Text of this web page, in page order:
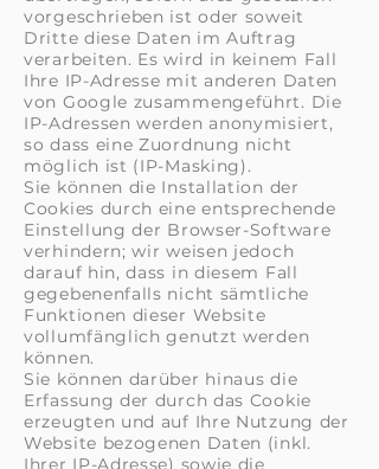
vorgeschrieben ist oder soweit
Dritte diese Daten im Auftrag
verarbeiten. Es wird in keinem Fall
Ihre IP-Adresse mit anderen Daten
von Google zusammengeführt. Die
IP-Adressen werden anonymisiert,
so dass eine Zuordnung nicht
möglich ist (IP-Masking).
Sie können die Installation der
Cookies durch eine entsprechende
Einstellung der Browser-Software
verhindern; wir weisen jedoch
darauf hin, dass in diesem Fall
gegebenenfalls nicht sämtliche
Funktionen dieser Website
vollumfänglich genutzt werden
können.
Sie können darüber hinaus die
Erfassung der durch das Cookie
erzeugten und auf Ihre Nutzung der
Website bezogenen Daten (inkl.
Ihrer IP-Adresse) sowie die